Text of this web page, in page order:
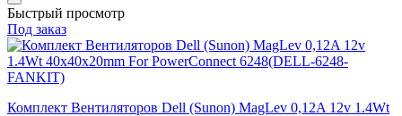
Быстрый просмотр
Под заказ
Комплект Вентиляторов Dell (Sunon) MagLev 0,12A 12v 1.4Wt